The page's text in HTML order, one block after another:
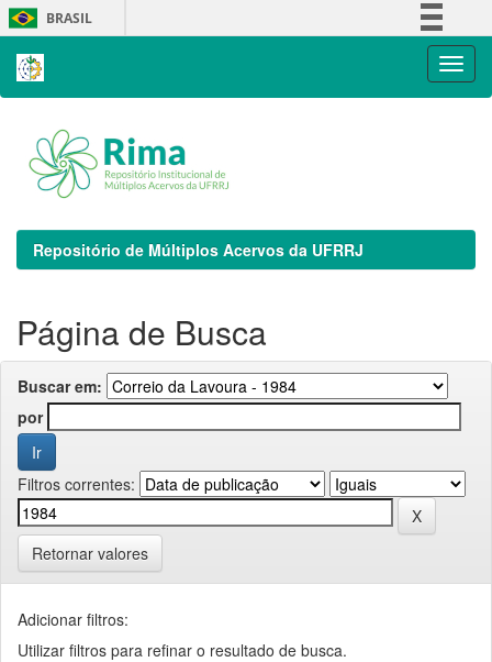
Skip
navigation
BRASIL
Repositório de Múltiplos Acervos da UFRRJ
Página de Busca
Buscar em:
por
Filtros correntes:
Retornar valores
Adicionar filtros:
Utilizar filtros para refinar o resultado de busca.